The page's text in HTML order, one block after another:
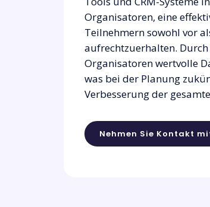
Organisatoren, eine
Teilnehmern sowohl vor
aufrechtzuerhalten.
Organisatoren wertvolle
was bei der Planung
Verbesserung der
Nehmen Sie Kontakt